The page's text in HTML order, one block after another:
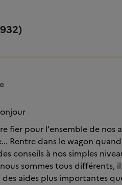
fier pour l'ensemble de nos
Rentre dans le wagon
conseils à nos simples
sommes tous
aides plus importantes